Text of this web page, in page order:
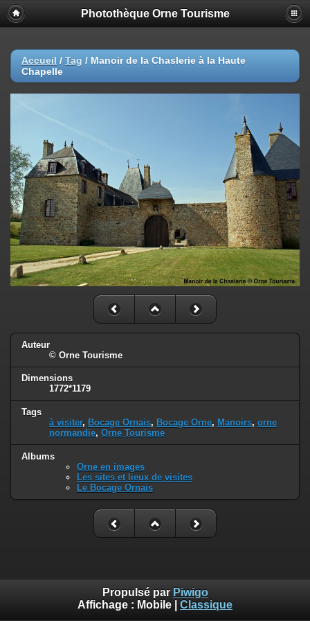
Photothèque Orne Tourisme
Accueil / Tag / Manoir de la Chaslerie à la Haute
Chapelle
Auteur
© Orne Tourisme
Dimensions
1772*1179
Tags
à visiter, Bocage Ornais, Bocage Orne, Manoirs, orne
normandie, Orne Tourisme
Albums
Orne en images
Les sites et lieux de visites
Le Bocage Ornais
Propulsé par Piwigo
Affichage : Mobile Classique